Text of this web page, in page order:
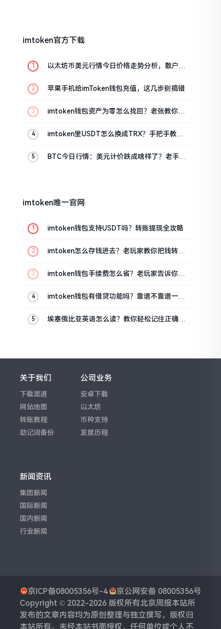
imtoken官方下载
以太坊币美元行情今日价格走势分析，散户如
苹果手机给imToken钱包充值，这几步别搞错
imtoken钱包资产为零怎么找回？老张教你几
imtoken里USDT怎么换成TRX？手把手教你
BTC今日行情：美元计价跌成啥样了？老手教
imtoken唯一官网
imtoken钱包支持USDT吗？转账提现全攻略
imtoken怎么存钱进去？老玩家教你把钱转进
imtoken钱包手续费怎么省？老玩家告诉你几
imtoken钱包有借贷功能吗？靠谱不靠谱一文
埃塞俄比亚英语怎么读？教你轻松记住正确发
关于我们
下载渠道
网站地图
转账教程
助记词备份
公司业务
安卓下载
以太坊
币种支持
发展历程
新闻资讯
集团新闻
国际新闻
国内新闻
行业新闻
京ICP备08005356号-4
京公网安备 08005356号
Copyright © 2022-2026 版权所有北京周报本站所
发布的文章内容均为原创整理与独立撰写，版权归
本站所有。未经本站书面授权，任何单位或个人不